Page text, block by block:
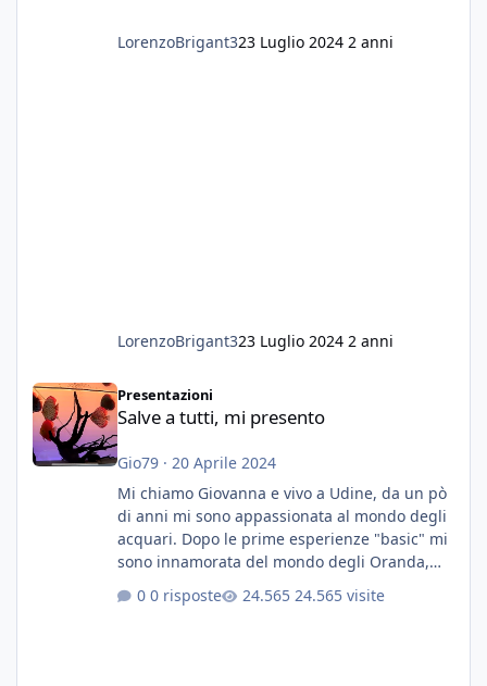
LorenzoBrigant323 Luglio 2024 2 anni
LorenzoBrigant323 Luglio 2024 2 anni
Salve a tutti, mi presento
Presentazioni
Salve a tutti, mi presento
Gio79· 20 Aprile 2024
Mi chiamo Giovanna e vivo a Udine, da un pò
di anni mi sono appassionata al mondo degli
acquari. Dopo le prime esperienze "basic" mi
sono innamorata del mondo degli Oranda,
più precisamente dei Shogun e testa di leone.
E' stata una bella scuola per quanto riguarda
0 risposte 24.565 visite